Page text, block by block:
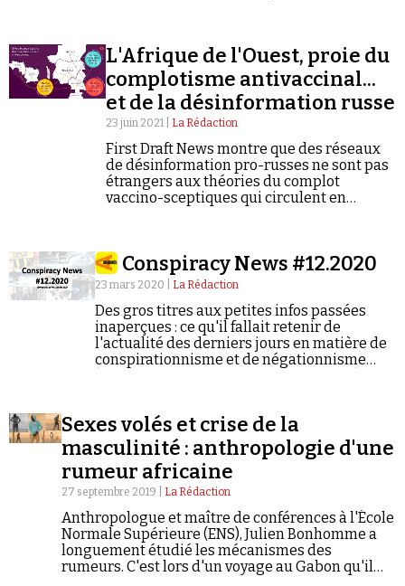
Faire un don
Demander à Vera
L'Afrique de l'Ouest, proie du
complotisme antivaccinal...
et de la désinformation russe
23 juin 2021 | La Rédaction
First Draft News montre que des réseaux
de désinformation pro-russes ne sont pas
étrangers aux théories du complot
vaccino-sceptiques qui circulent en
Conspiracy News #12.2020
23 mars 2020 | La Rédaction
Des gros titres aux petites infos passées
inaperçues : ce qu'il fallait retenir de
l'actualité des derniers jours en matière de
conspirationnisme et de négationnisme
Sexes volés et crise de la
masculinité : anthropologie d'une
rumeur africaine
27 septembre 2019 | La Rédaction
Anthropologue et maître de conférences à l'École
Normale Supérieure (ENS), Julien Bonhomme a
longuement étudié les mécanismes des
rumeurs. C'est lors d'un voyage au Gabon qu'il